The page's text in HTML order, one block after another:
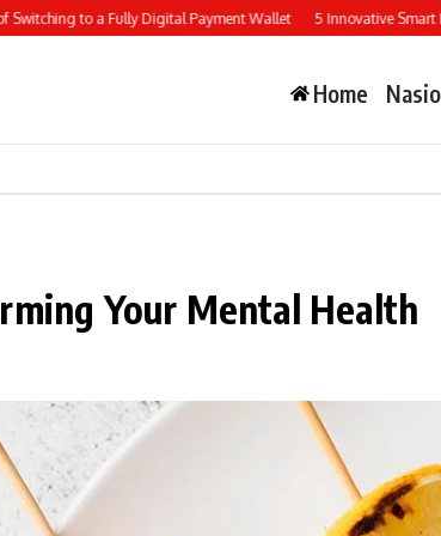
a Fully Digital Payment Wallet 5 Innovative Smart Home
Home
Your Mental Health